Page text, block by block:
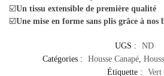
☑️Un tissu extensible de première qualité
☑️Une mise en forme sans plis grâce à nos
UGS :
ND
Catégories :
Housse Canapé,
Étiquette :
Vert